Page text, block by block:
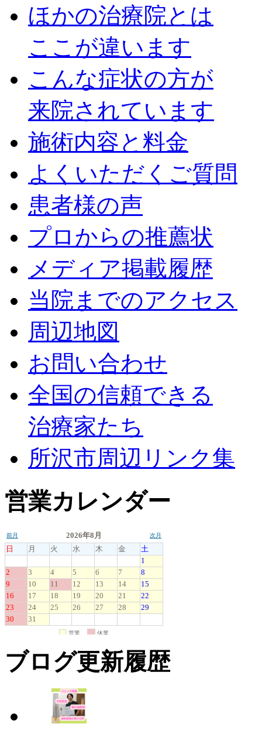
ほかの治療院とは
ここが違います
こんな症状の方が
来院されています
施術内容と料金
よくいただくご質問
患者様の声
プロからの推薦状
メディア掲載履歴
当院までのアクセス
周辺地図
お問い合わせ
全国の信頼できる
治療家たち
所沢市周辺リンク集
営業カレンダー
ブログ更新履歴